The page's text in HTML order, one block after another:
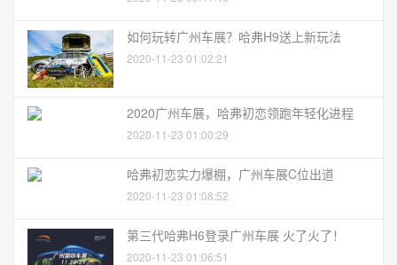
如何玩转广州车展？哈弗H9送上新玩法
2020-11-23 01:02:21
2020广州车展，哈弗初恋领跑年轻化进程
2020-11-23 01:00:29
哈弗初恋实力爆棚，广州车展C位出道
2020-11-23 01:08:52
第三代哈弗H6登录广州车展 火了火了！
2020-11-23 01:06:51